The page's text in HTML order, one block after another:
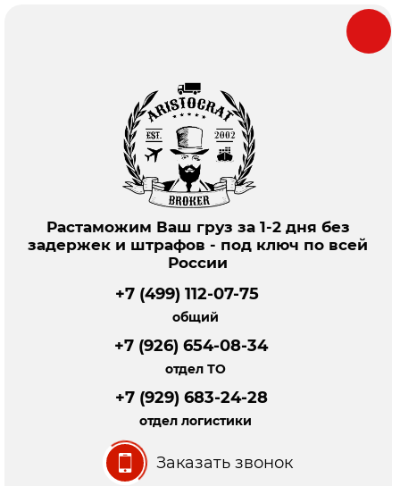
Растаможим Ваш груз за 1-2 дня без
задержек и штрафов - под ключ по всей
России
+7 (499) 112-07-75
общий
+7 (926) 654-08-34
отдел ТО
+7 (929) 683-24-28
отдел логистики
Заказать звонок